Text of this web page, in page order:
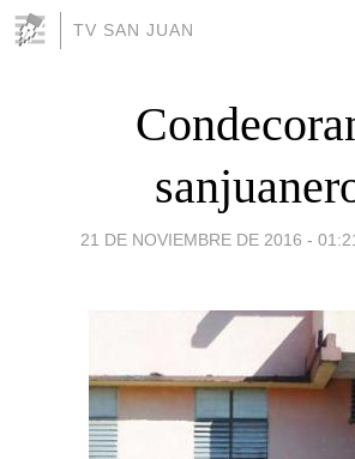
TV SAN JUAN
21 DE NOVIEMBRE DE 2016 -